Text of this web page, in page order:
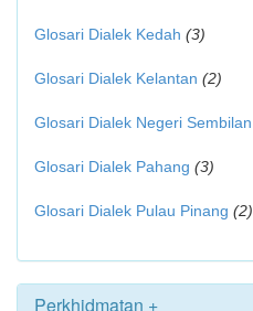
Glosari Dialek Kedah (3)
Glosari Dialek Kelantan (2)
Glosari Dialek Negeri Sembilan
Glosari Dialek Pahang (3)
Glosari Dialek Pulau Pinang (2)
Perkhidmatan +